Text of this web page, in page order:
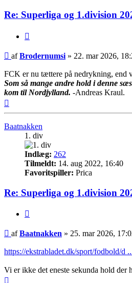
Re: Superliga og 1.division
Indlæg
afBrodernumsi » 22. mar 2026,
FCK er nu tættere på nedrykning, end
Som så mange andre hold i denne
kom til Nordjylland. -Andreas Kraul.
Baatnakken
1. div
Indlæg: 262
Tilmeldt: 14. aug 2022, 16:40
Favoritspiller: Prica
Re: Superliga og 1.division
Indlæg
afBaatnakken » 25. mar 2026,
https://ekstrabladet.dk/sport/fodbold/d
Vi er ikke det eneste sekunda hold der